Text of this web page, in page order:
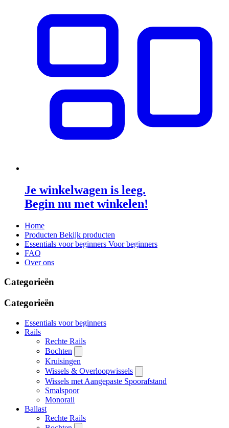
Je winkelwagen is leeg.
Begin nu met winkelen!
Home
Producten Bekijk producten
Essentials voor beginners Voor beginners
FAQ
Over ons
Categorieën
Categorieën
Essentials voor beginners
Rails
Rechte Rails
Bochten
Kruisingen
Wissels & Overloopwissels
Wissels met Aangepaste Spoorafstand
Smalspoor
Monorail
Ballast
Rechte Rails